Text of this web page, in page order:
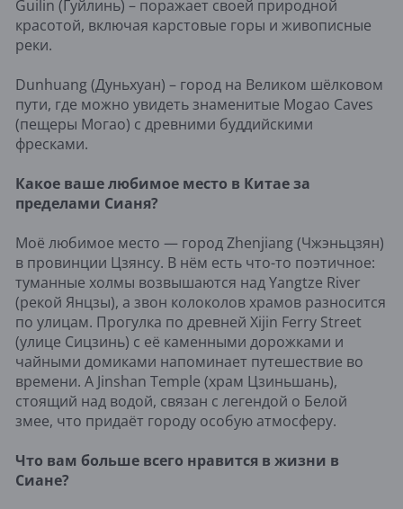
Guilin (Гуйлинь) – поражает своей природной
красотой, включая карстовые горы и живописные
реки.
Dunhuang (Дуньхуан) – город на Великом шёлковом
пути, где можно увидеть знаменитые Mogao Caves
(пещеры Могао) с древними буддийскими
фресками.
Какое ваше любимое место в Китае за
пределами Сианя?
Моё любимое место — город Zhenjiang (Чжэньцзян)
в провинции Цзянсу. В нём есть что-то поэтичное:
туманные холмы возвышаются над Yangtze River
(рекой Янцзы), а звон колоколов храмов разносится
по улицам. Прогулка по древней Xijin Ferry Street
(улице Сицзинь) с её каменными дорожками и
чайными домиками напоминает путешествие во
времени. А Jinshan Temple (храм Цзиньшань),
стоящий над водой, связан с легендой о Белой
змее, что придаёт городу особую атмосферу.
Что вам больше всего нравится в жизни в
Сиане?